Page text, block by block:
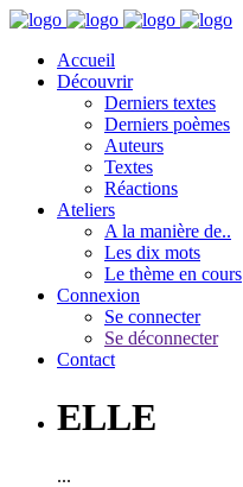
Accueil
Découvrir
Derniers textes
Derniers poèmes
Auteurs
Textes
Réactions
Ateliers
A la manière de..
Les dix mots
Le thème en cours
Connexion
Se connecter
Se déconnecter
Contact
ELLE
...